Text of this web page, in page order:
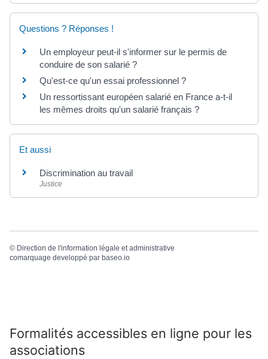
Questions ? Réponses !
Un employeur peut-il s'informer sur le permis de
conduire de son salarié ?
Qu'est-ce qu'un essai professionnel ?
Un ressortissant européen salarié en France a-t-il
les mêmes droits qu'un salarié français ?
Et aussi
Discrimination au travail
Justice
© Direction de l'information légale et administrative
comarquage developpé par baseo.io
Formalités accessibles en ligne pour les
associations